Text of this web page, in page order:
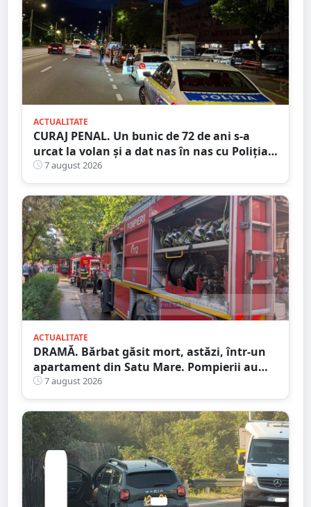
ACTUALITATE
CURAJ PENAL. Un bunic de 72 de ani s-a
urcat la volan și a dat nas în nas cu Poliția
Satu Mare
7 august 2026
ACTUALITATE
DRAMĂ. Bărbat găsit mort, astăzi, într-un
apartament din Satu Mare. Pompierii au
spart ușa
7 august 2026